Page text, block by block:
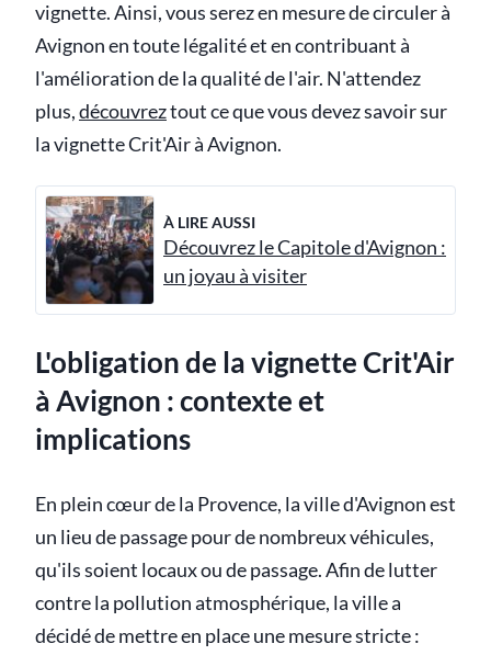
vignette. Ainsi, vous serez en mesure de circuler à
Avignon en toute légalité et en contribuant à
l'amélioration de la qualité de l'air. N'attendez
plus,découvreztout ce que vous devez savoir sur
la vignette Crit'Air à Avignon.
À LIRE AUSSI
Découvrez le Capitole d'Avignon :
un joyau à visiter
L'obligation de la vignette Crit'Air
à Avignon : contexte et
implications
En plein cœur de la Provence, la ville d'Avignon est
un lieu de passage pour de nombreux véhicules,
qu'ils soient locaux ou de passage. Afin de lutter
contre la pollution atmosphérique, la ville a
décidé de mettre en place une mesure stricte :